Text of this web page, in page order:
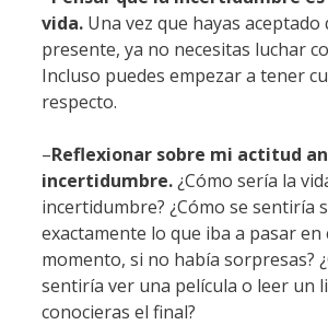
vida. Una vez que hayas aceptado
presente, ya no necesitas luchar
Incluso puedes empezar a tener
respecto.
–Reflexionar sobre mi actitud
incertidumbre.¿Cómo sería la
incertidumbre? ¿Cómo se sentiría
exactamente lo que iba a pasar en
momento, si no había sorpresas?
sentiría ver una película o leer un
conocieras el final?